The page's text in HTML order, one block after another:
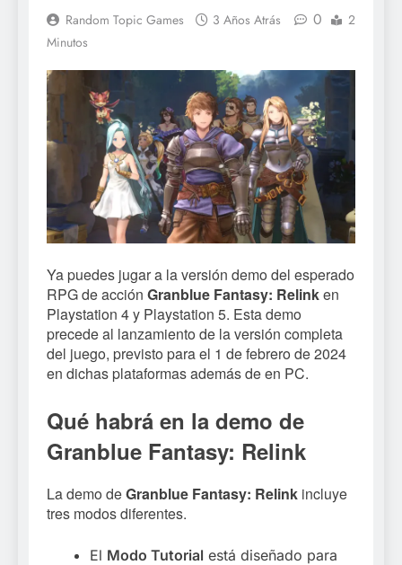
Random Topic Games 3 Años Atrás 0
2
Minutos
Ya puedes jugar a la versión demo del esperado
RPG de acción Granblue Fantasy: Relinken
Playstation 4 y Playstation 5. Esta demo
precede al lanzamiento de la versión completa
del juego, previsto para el 1 de febrero de 2024
en dichas plataformas además de en PC.
Qué habrá en la demo de
Granblue Fantasy: Relink
La demo deGranblue Fantasy: Relink incluye
tres modos diferentes.
El Modo Tutorial está diseñado para